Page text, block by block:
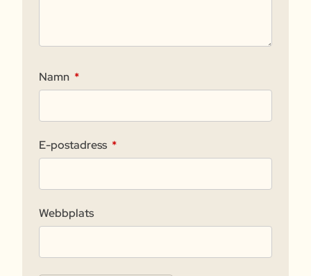
Namn *
E-postadress *
Webbplats